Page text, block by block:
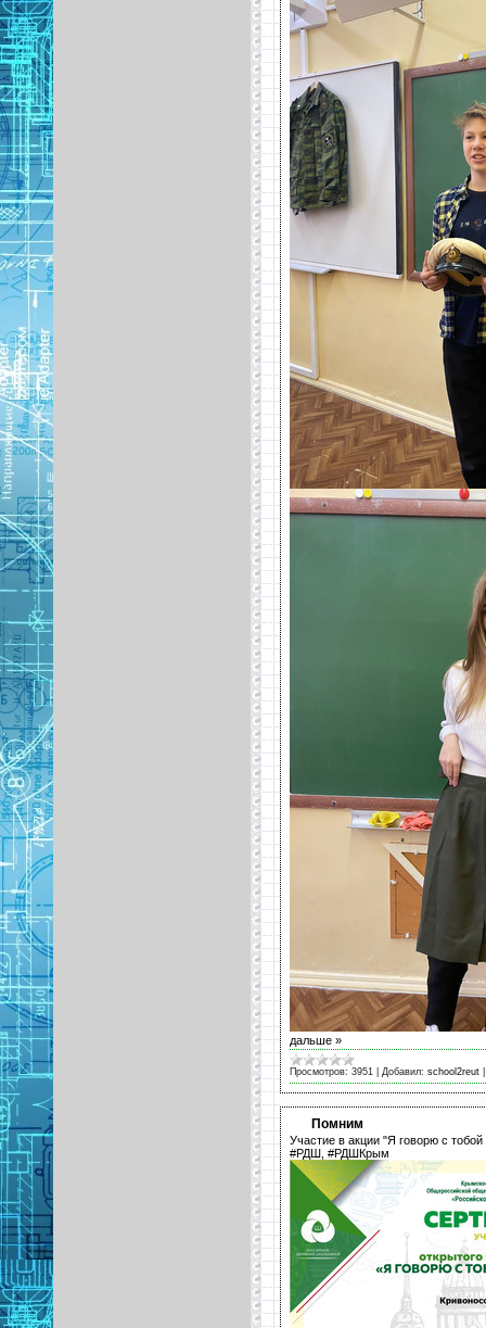
дальше »
Просмотров: 3951 Добавил: school2reut
Помним
Участие в акции "Я говорю с
#РДШ, #РДШКрым